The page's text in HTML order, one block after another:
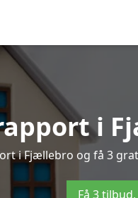
i
i Fjællebro og få 3
Få 3